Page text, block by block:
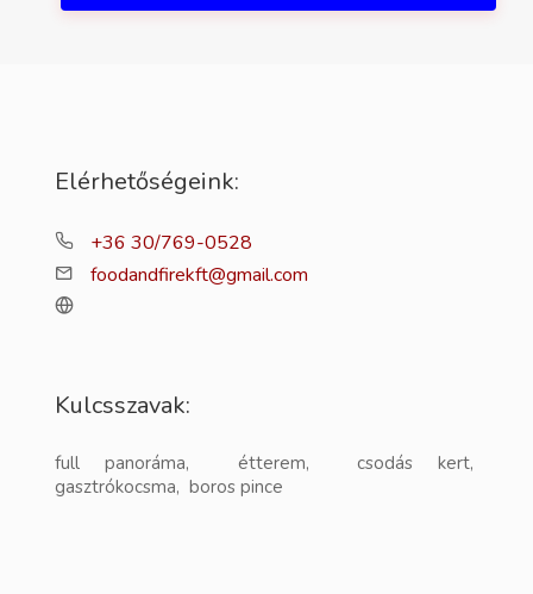
Elérhetőségeink:
+36 30/769-0528
foodandfirekft@gmail.com
Kulcsszavak:
full panoráma, étterem, csodás kert,
gasztrókocsma, boros pince